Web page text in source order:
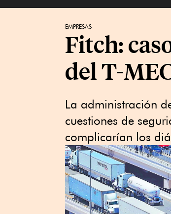
EMPRESAS
Fitch:
del T-
La administración
cuestiones de
complicarían los